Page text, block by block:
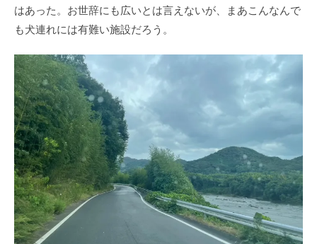
はあった。お世辞にも広いとは言えないが、まあこんなんで
も犬連れには有難い施設だろう。